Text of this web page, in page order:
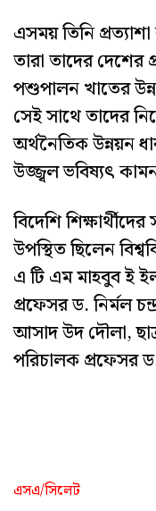
এসময় তিনি
তারা তাদের দেশের
পশুপালন খাতের
সেই সাথে তাদের
অর্থনৈতিক উন্নয়ন
উজ্জ্বল ভবিষ্যৎ
বিদেশি
উপস্থিত ছিলেন
এ টি এম মাহবুব ই
প্রফেসর ড. নির্মল
আসাদ উদ দৌলা,
পরিচালক প্রফেসর
এসএ/সিলেট